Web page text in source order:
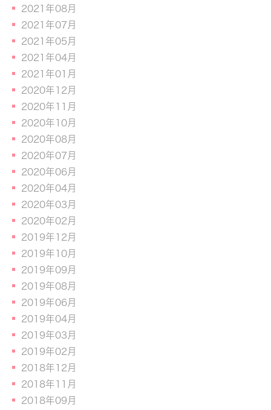
2021年08月
2021年07月
2021年05月
2021年04月
2021年01月
2020年12月
2020年11月
2020年10月
2020年08月
2020年07月
2020年06月
2020年04月
2020年03月
2020年02月
2019年12月
2019年10月
2019年09月
2019年08月
2019年06月
2019年04月
2019年03月
2019年02月
2018年12月
2018年11月
2018年09月